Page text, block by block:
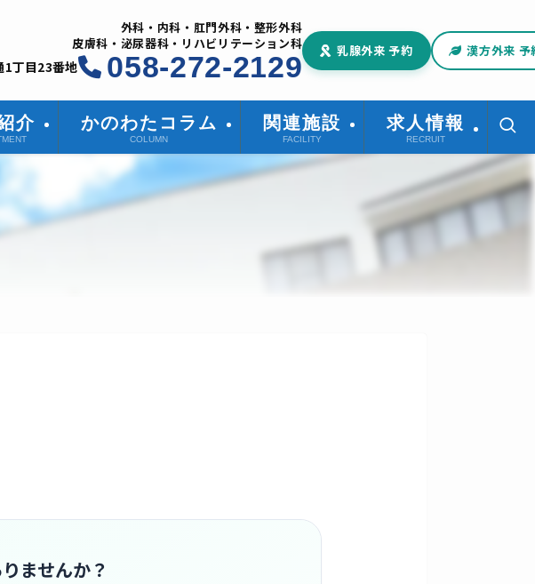
介 かのわたコラム
COLUMN
関連施設
FACILITY
求人情報
RECRUIT
外科・内科・肛門外科・整形外科
皮膚科・泌尿器科・リハビリテーション科
1丁目23番地 058-272-2129 乳腺外来 予約 漢方外来 予
納渡辺病院
ませんか？